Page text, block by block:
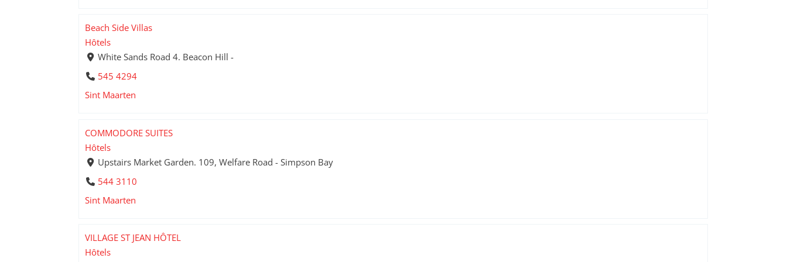
Beach Side Villas
Hôtels
White Sands Road 4. Beacon Hill -
545 4294
Sint Maarten
COMMODORE SUITES
Hôtels
Upstairs Market Garden. 109, Welfare Road - Simpson Bay
544 3110
Sint Maarten
VILLAGE ST JEAN HÔTEL
Hôtels